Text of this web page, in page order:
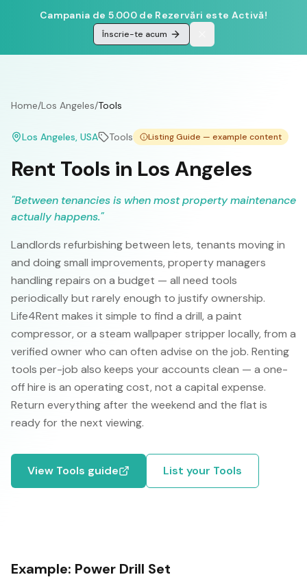
Campania de 5.000 de Rezervări este Activă!
Înscrie-te acum
Home/Los Angeles/Tools
Los Angeles, USA Tools Listing Guide — example content
Rent Tools in Los Angeles
"Between tenancies is when most property maintenance
actually happens."
Landlords refurbishing between lets, tenants moving in
and doing small improvements, property managers
handling repairs on a budget — all need tools
periodically but rarely enough to justify ownership.
Life4Rent makes it simple to find a drill, a paint
compressor, or a steam wallpaper stripper locally, from a
verified owner who can often advise on the job. Renting
tools per-job also keeps your accounts clean — a one-
off hire is an operating cost, not a capital expense.
Return everything after the weekend and the flat is
ready for the next viewing.
View Tools guide List your Tools
Example: Power Drill Set